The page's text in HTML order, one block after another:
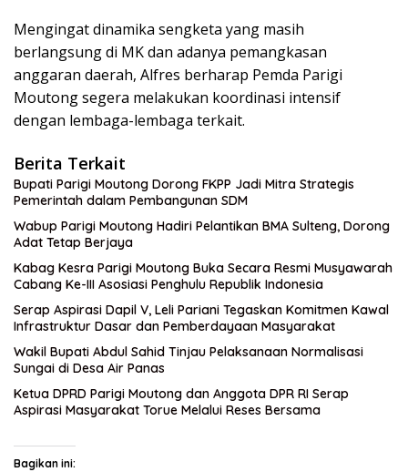
Mengingat dinamika sengketa yang masih
berlangsung di MK dan adanya pemangkasan
anggaran daerah, Alfres berharap Pemda Parigi
Moutong segera melakukan koordinasi intensif
dengan lembaga-lembaga terkait.
Berita Terkait
Bupati Parigi Moutong Dorong FKPP Jadi Mitra Strategis
Pemerintah dalam Pembangunan SDM
Wabup Parigi Moutong Hadiri Pelantikan BMA Sulteng, Dorong
Adat Tetap Berjaya
Kabag Kesra Parigi Moutong Buka Secara Resmi Musyawarah
Cabang Ke-III Asosiasi Penghulu Republik Indonesia
Serap Aspirasi Dapil V, Leli Pariani Tegaskan Komitmen Kawal
Infrastruktur Dasar dan Pemberdayaan Masyarakat
Wakil Bupati Abdul Sahid Tinjau Pelaksanaan Normalisasi
Sungai di Desa Air Panas
Ketua DPRD Parigi Moutong dan Anggota DPR RI Serap
Aspirasi Masyarakat Torue Melalui Reses Bersama
Bagikan ini: